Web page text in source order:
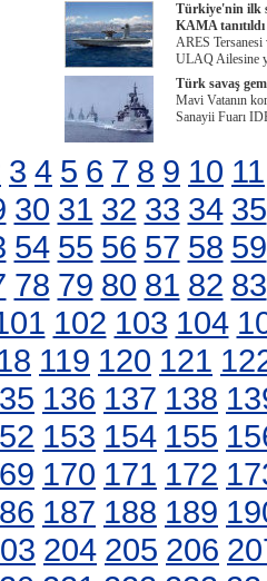
Türkiye'nin ilk
KAMA tanıtıldı
ARES Tersanesi
ULAQ Ailesine
Türk savaş
Mavi Vatanın
Sanayii Fuarı
3 4 5 6 7 8 9 10 11
30 31 32 33 34 35
54 55 56 57 58 59
78 79 80 81 82 83
102 103 104
119 120 121
136 137 138
153 154 155
170 171 172
187 188 189
204 205 206